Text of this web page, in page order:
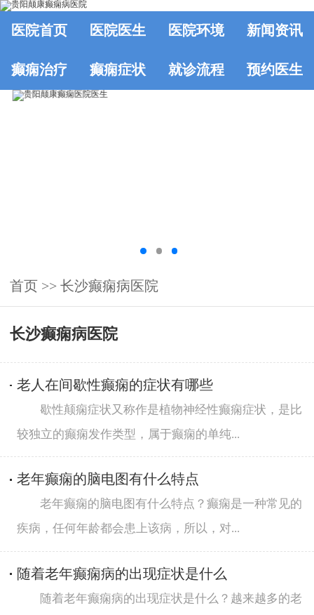
医院首页 医院医生 医院环境 新闻资讯
癫痫治疗 癫痫症状 就诊流程 预约医生
首页 >> 长沙癫痫病医院
长沙癫痫病医院
老人在间歇性癫痫的症状有哪些
歇性颠痫症状又称作是植物神经性癫痫症状，是比
较独立的癫痫发作类型，属于癫痫的单纯...
老年癫痫的脑电图有什么特点
老年癫痫的脑电图有什么特点？癫痫是一种常见的
疾病，任何年龄都会患上该病，所以，对...
随着老年癫痫病的出现症状是什么
随着老年癫痫病的出现症状是什么？越来越多的老